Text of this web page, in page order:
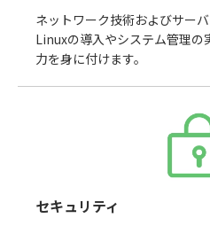
ネットワーク技術およびサー
Linuxの導入やシステム管理の
力を身に付けます。
セキュリティ